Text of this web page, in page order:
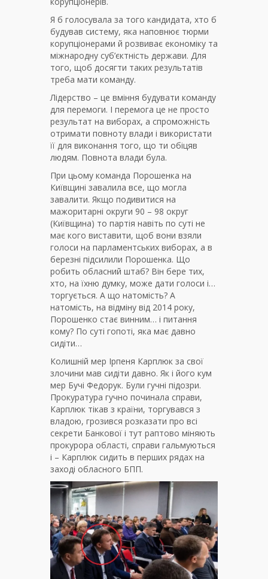
Я б голосувала за того кандидата, хто б
будував систему, яка наповнює тюрми
корупціонерами й розвиває економіку та
міжнародну суб’єктність держави. Для
того, щоб досягти таких результатів
треба мати команду.
Лідерство – це вміння будувати команду
для перемоги. І перемога це не просто
результат на виборах, а спроможність
отримати повноту влади і використати
її для виконання того, що ти обіцяв
людям. Повнота влади була.
При цьому команда Порошенка на
Київщині завалила все, що могла
завалити. Якщо подивитися на
мажоритарні округи 90 – 98 округ
(Київщина) то партія навіть по суті не
має кого виставити, щоб вони взяли
голоси на парламентських виборах, а в
березні підсилили Порошенка. Що
робить обласний штаб? Він бере тих,
хто, на їхню думку, може дати голоси і…
торгується. А що натомість? А
натомість, на відміну від 2014 року,
Порошенко стає винним… і питання
кому? По суті гопоті, яка має давно
сидіти…
Колишній мер Ірпеня Карплюк за свої
злочини мав сидіти давно. Як і його кум
мер Бучі Федорук. Були гучні підозри.
Прокуратура гучно починала справи,
Карплюк тікав з країни, торгувався з
владою, грозився розказати про всі
секрети Банкової і тут раптово міняють
прокурора області, справи гальмуються
і – Карплюк сидить в перших рядах на
заході обласного БПП.